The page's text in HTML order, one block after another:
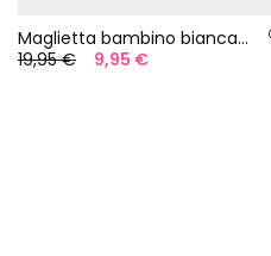
Maglietta bambino bianca in cotone stampato
19,95 €
9,95 €